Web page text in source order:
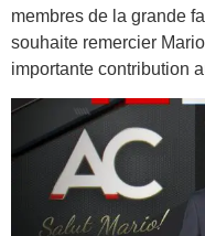
membres de la grande
souhaite remercier
importante contribution